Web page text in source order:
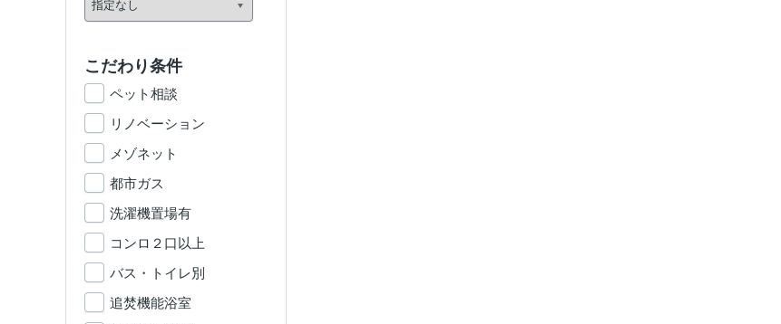
こだわり条件
ペット相談
リノベーション
メゾネット
都市ガス
洗濯機置場有
コンロ２口以上
バス・トイレ別
追焚機能浴室